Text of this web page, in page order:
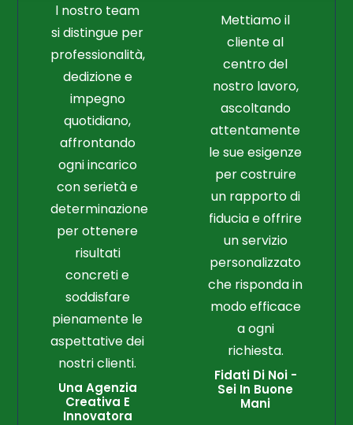
l nostro team
si distingue per
professionalità,
dedizione e
impegno
quotidiano,
affrontando
ogni incarico
con serietà e
determinazione
per ottenere
risultati
concreti e
soddisfare
pienamente le
aspettative dei
nostri clienti.
Una Agenzia
Creativa E
Innovatora
Mettiamo il
cliente al
centro del
nostro lavoro,
ascoltando
attentamente
le sue esigenze
per costruire
un rapporto di
fiducia e offrire
un servizio
personalizzato
che risponda in
modo efficace
a ogni
richiesta.
Fidati Di Noi -
Sei In Buone
Mani